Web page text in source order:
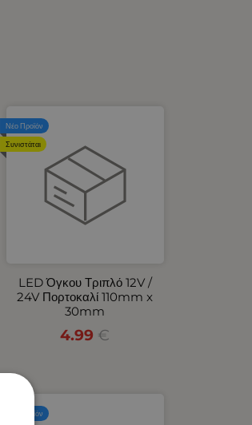
LED Όγκου Τριπλό 12V /
24V Πορτοκαλί 110mm x
30mm
4.99 €
Νέο Προϊόν
Συνιστάται
Νέο Προϊόν